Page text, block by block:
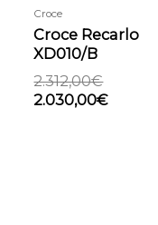
Croce
Croce Recarlo
XD010/B
2.312,00€
2.030,00€